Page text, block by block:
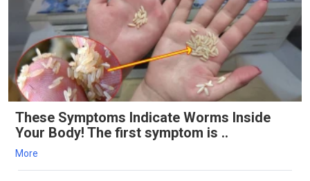
These Symptoms Indicate Worms Inside
Your Body! The first symptom is ..
More